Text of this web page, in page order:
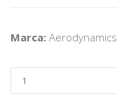
Marca: Aerodynamics